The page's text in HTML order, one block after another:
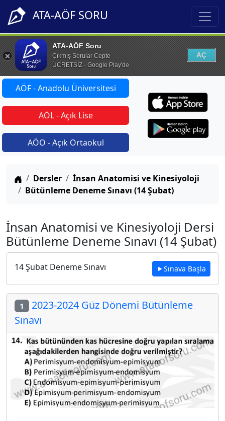
ATA-AÖF SORU
ATA-AÖF Soru
Çıkmış Sorular Cepte
ÜCRETSİZ - Google Play'de
AÇ
AÖF - Anadolu Üniversitesi
AÖL - Açık Lise
AÖO - Açık Ortaokul
Anasayfa
Dersler
İnsan Anatomisi ve Kinesiyoloji
Bütünleme Deneme Sınavı (14 Şubat)
İnsan Anatomisi ve Kinesiyoloji Dersi
Bütünleme Deneme Sınavı (14 Şubat)
14 Şubat Deneme Sınavı Sınava Başla
1 2023-2024 Güz Dönemi Bütünleme
Sınavı